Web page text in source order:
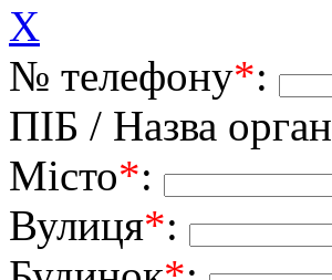
X
№ телефону*:
ПІБ / Назва
Місто*:
Вулиця*: